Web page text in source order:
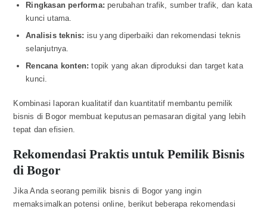
Ringkasan performa: perubahan trafik, sumber trafik, dan kata
kunci utama.
Analisis teknis: isu yang diperbaiki dan rekomendasi teknis
selanjutnya.
Rencana konten: topik yang akan diproduksi dan target kata
kunci.
Kombinasi laporan kualitatif dan kuantitatif membantu pemilik
bisnis di Bogor membuat keputusan pemasaran digital yang lebih
tepat dan efisien.
Rekomendasi Praktis untuk Pemilik Bisnis
di Bogor
Jika Anda seorang pemilik bisnis di Bogor yang ingin
memaksimalkan potensi online, berikut beberapa rekomendasi